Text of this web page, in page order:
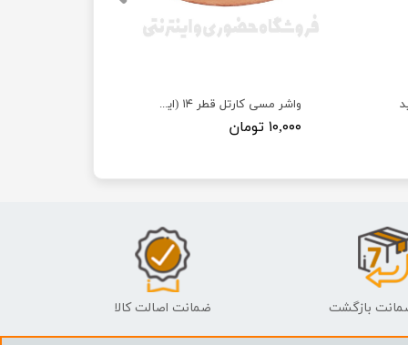
واشر مسی کارتل قطر ۱۴ (ایرانخودرویی)
۱۰,۰۰۰ تومان
ضمانت اصالت کالا